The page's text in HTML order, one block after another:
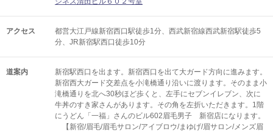
アクセス
都営大江戸線新宿西口駅徒歩1分、西武新宿線西武新宿駅徒歩5
分、JR新宿駅西口徒歩10分
道案内
新宿駅西口を出ます。新宿西口を出て大ガード方向に進みます。
新宿西大ガード交差点を小滝橋通り沿いに渡ります。そのまま小
滝橋通りを北へ30秒ほど歩くと、左手にセブンイレブン、次に
牛丼のすき家さんがあります。その角を左折いただきます。1階
にうどん「一福」さんのビル602眉毛男子 新宿店になります。
【新宿/眉毛/眉毛サロン/アイブロウ/まゆげ/眉サロン/メンズ眉